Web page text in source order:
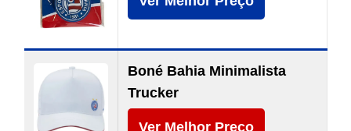
Boné Bahia Minimalista
Trucker
Ver Melhor Preço